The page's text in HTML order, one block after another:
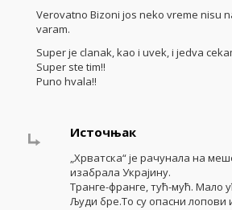
Verovatno Bizoni jos neko vreme nisu
varam.
Super je clanak, kao i uvek, i jedva
Super ste tim!!
Puno hvala!!
Источњак
„Хрватска“ је рачунала на
изабрала Украјину.
Транге-франге, тућ-мућ. Мало
Људи бре.То су опасни лопови